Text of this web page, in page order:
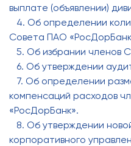
выплате (объявлении)
4. Об определении
Совета ПАО
5. Об избрании членов
6. Об утверждении
7. Об определении
компенсаций расходов
«РосДорБанк».
8. Об утверждении
корпоративного